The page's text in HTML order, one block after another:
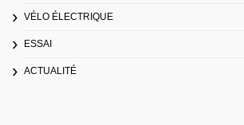
VÉLO ÉLECTRIQUE
ESSAI
ACTUALITÉ